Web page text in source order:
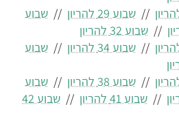
// שבוע 29 להריון // שבוע
// שבוע 32 להריון
// שבוע 34 להריון // שבוע
// שבוע 38 להריון // שבוע
// שבוע 41 להריון //
שבוע 42